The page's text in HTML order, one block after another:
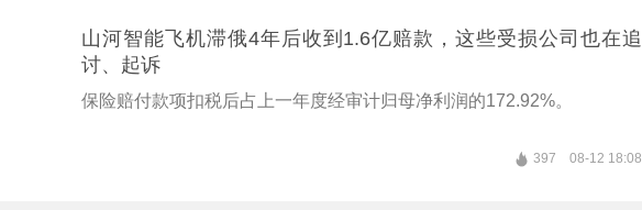
山河智能飞机滞俄4年后收到1.6亿赔款，这些受损公司也在追
讨、起诉
保险赔付款项扣税后占上一年度经审计归母净利润的172.92%。
397 08-12 18:08